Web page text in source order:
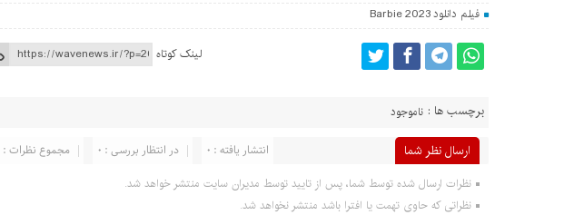
فیلم دانلود Barbie 2023
لینک کوتاه
برچسب ها : ناموجود
ارسال نظر شما مجموع نظرات : 0 در انتظار بررسی : 0 انتشار یافته : 0
نظرات ارسال شده توسط شما، پس از تایید توسط مدیران سایت منتشر خواهد شد.
نظراتی که حاوی تهمت یا افترا باشد منتشر نخواهد شد.